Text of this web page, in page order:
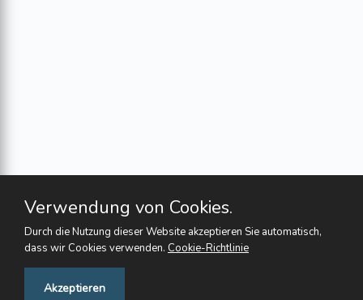
Verwendung von Cookies.
Durch die Nutzung dieser Website akzeptieren Sie automatisch,
dass wir Cookies verwenden. Cookie-Richtlinie
Akzeptieren